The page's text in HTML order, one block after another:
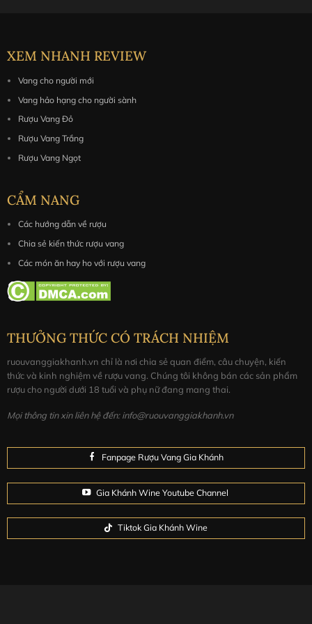
hợp với các món ăn đậm đà như hàu và sốt cam đỏ.
Bảo quản:tốt nhất ở nơi khô ráo và thoáng mát
XEM NHANH REVIEW
Vang cho người mới
Vang hảo hạng cho người sành
Rượu Vang Đỏ
Rượu Vang Trắng
Rượu Vang Ngọt
CẨM NANG
Các hướng dẫn về rượu
Chia sẻ kiến thức rượu vang
Các món ăn hay ho với rượu vang
THƯỞNG THỨC CÓ TRÁCH NHIỆM
ruouvanggiakhanh.vn chỉ là nơi chia sẻ quan điểm, câu chuyện, kiến
thức và kinh nghiệm về rượu vang. Chúng tôi không bán các sản phẩm
rượu cho người dưới 18 tuổi và phụ nữ đang mang thai.
Mọi thông tin xin liên hệ đến: info@ruouvanggiakhanh.vn
Fanpage Rượu Vang Gia Khánh
Gia Khánh Wine Youtube Channel
Tiktok Gia Khánh Wine